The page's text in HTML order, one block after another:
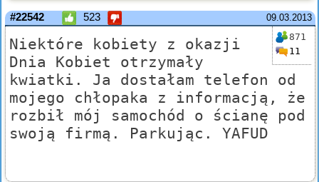
09.03.2013
#22542 523
871
11
Niektóre kobiety z okazji
Dnia Kobiet otrzymały
kwiatki. Ja dostałam telefon od
mojego chłopaka z informacją, że
rozbił mój samochód o ścianę pod
swoją firmą. Parkując. YAFUD